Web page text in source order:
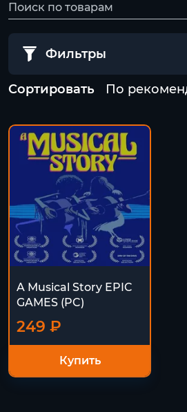
Фильтры
Сортировать По
A Musical Story EPIC
GAMES (PC)
249 ₽
Купить